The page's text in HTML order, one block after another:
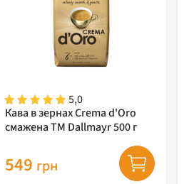
5,0
Кава в зернах Crema d'Oro
смажена ТМ Dallmayr 500 г
549 грн